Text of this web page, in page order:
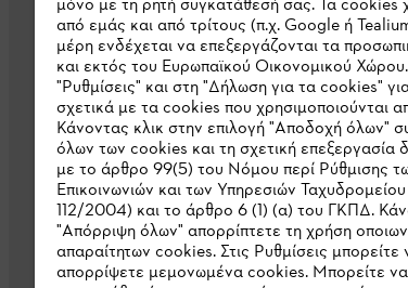
Σχετικά με εμάς
Λήψη καταλόγου
Γραμμή ακεραιότητας STIHL
μόνο με τη ρητή συγκατάθεσή σας. Τα cookies
από εμάς και από τρίτους (π.χ. Google ή
μέρη ενδέχεται να επεξεργάζονται τα
και εκτός του Ευρωπαϊκού Οικονομικού
"Ρυθμίσεις" και στη "Δήλωση για τα cookies"
σχετικά με τα cookies που χρησιμοποιούνται
Κάνοντας κλικ στην επιλογή "Αποδοχή όλων"
όλων των cookies και τη σχετική
με το άρθρο 99(5) του Νόμου περί Ρύθμισης
Επικοινωνιών και των Υπηρεσιών
112/2004) και το άρθρο 6 (1) (α) του ΓΚΠΔ.
"Απόρριψη όλων" απορρίπτετε τη χρήση
απαραίτητων cookies. Στις Ρυθμίσεις
απορρίψετε μεμονωμένα cookies. Μπορείτε